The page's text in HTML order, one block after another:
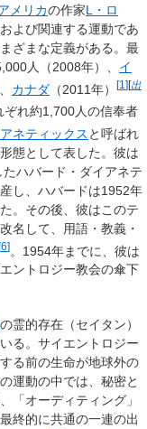
メリカの作家L・ロ
よび関連する運動であ
ざまな定義がある。最
人（2008年）、 イ
カナダ （2011年） [1 ][出
ぞれ約1,700人の信奉者
ネティックス と呼ばれ
態として表した。彼は
ハバード・ダイアネテ
し、ハバードは1952年
。その後、彼はこのテ
名して、用語・教義・
6]。1954年までに、彼は
ントロジー教会の傘下
の霊的存在（セイタン）
る。サイエントロジー
る前の生命が地球外の
運動の中では、秘密と
「オーディティング」
終的に共通の一連の出